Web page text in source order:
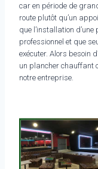
car en période de
route plutôt qu’un
que l’installation
professionnel et que
exécuter. Alors besoin
un plancher chauffant
notre entreprise.